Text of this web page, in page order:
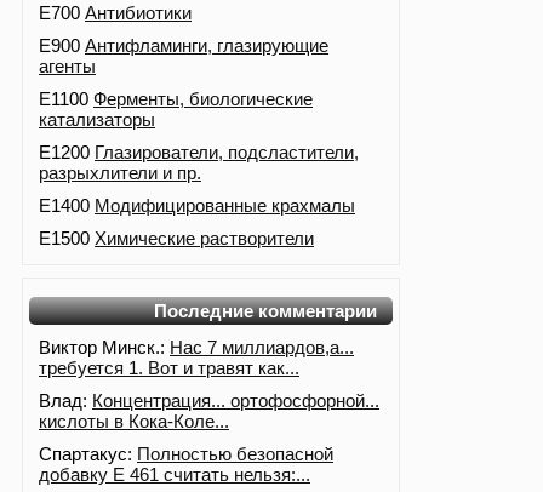
E700 Антибиотики
E900 Антифламинги, глазирующие
агенты
E1100 Ферменты, биологические
катализаторы
E1200 Глазирователи, подсластители,
разрыхлители и пр.
E1400 Модифицированные крахмалы
E1500 Химические растворители
Последние комментарии
Виктор Минск.: Нас 7 миллиардов,а...
требуется 1. Вот и травят как...
Влад: Концентрация... ортофосфорной...
кислоты в Кока-Коле...
Спартакус: Полностью безопасной
добавку Е 461 считать нельзя:...